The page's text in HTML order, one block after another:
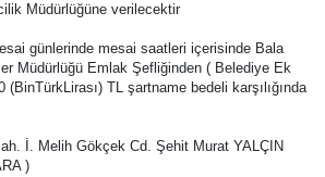
Müdürlüğüne verilecektir
günlerinde mesai saatleri içerisinde Bala
Müdürlüğü Emlak Şefliğinden ( Belediye Ek
(BinTürkLirası) TL şartname bedeli karşılığında
İ. Melih Gökçek Cd. Şehit Murat YALÇIN
)